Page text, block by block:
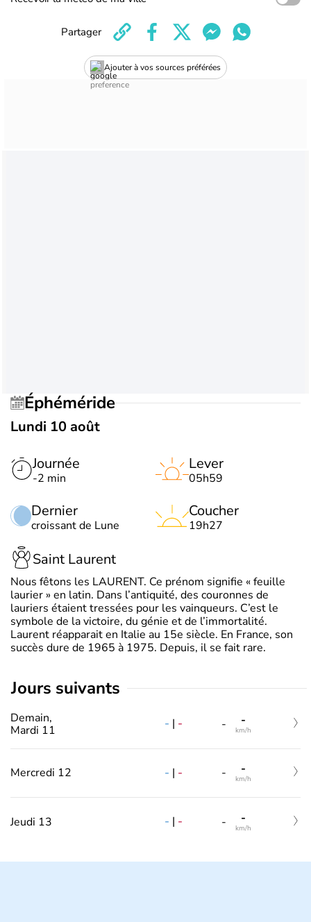
Ajouter à vos sources préférées
Partager
Éphéméride
Lundi 10 août
Journée
-2 min
Dernier
croissant de Lune
Lever
05h59
Coucher
19h27
Saint Laurent
Nous fêtons les LAURENT. Ce prénom signifie « feuille
laurier » en latin. Dans l’antiquité, des couronnes de
lauriers étaient tressées pour les vainqueurs. C’est le
symbole de la victoire, du génie et de l’immortalité.
Laurent réapparait en Italie au 15e siècle. En France, son
succès dure de 1965 à 1975. Depuis, il se fait rare.
jours suivants
Demain,
Mardi 11
- | - - -
km/h
Mercredi 12 - | - - -
km/h
Jeudi 13 - | - - -
km/h